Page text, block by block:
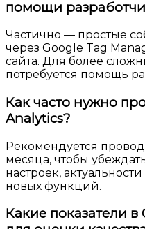
помощи
Частично — простые
через Google Tag
сайта. Для более
потребуется помощь
Как часто нужно
Analytics?
Рекомендуется
месяца, чтобы
настроек,
новых функций.
Какие показатели